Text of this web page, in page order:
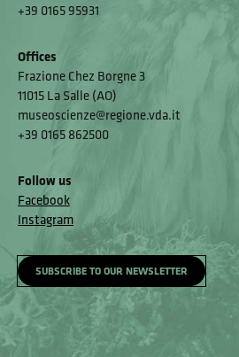
+39 0165 95931
Offices
Frazione Chez Borgne 3
11015 La Salle (AO)
museoscienze@regione.vda.it
+39 0165 862500
Follow us
Facebook
Instagram
SUBSCRIBE TO OUR NEWSLETTER